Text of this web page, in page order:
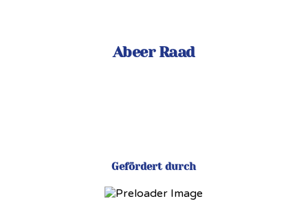
Abeer Raad
Gefördert durch